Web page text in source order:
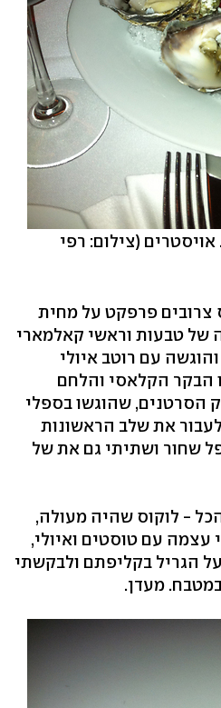
אויסטרים (צילום: רפי
צרובים פרפקט על מחית
של טבעות וראשי קאלמארי
עם רוטב איולי
הבקר הקלאסי והלחם
הסרטנים, שהוגשו בספלי
את שלב הראשונות
שחור ושתיתי גם את של
- לוקוס שהיה מעולה,
עצמה עם טוסטים ואיולי,
הגריל בקליפתם ולבקשתי
במטבח. מעדן.